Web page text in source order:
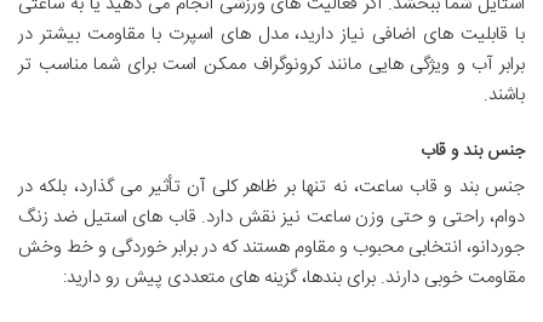
با قابلیت های اضافی نیاز دارید، مدل های اسپرت با مقاومت بیشتر در
برابر آب و ویژگی هایی مانند کرونوگراف ممکن است برای شما مناسب تر
باشند.
جنس بند و قاب
جنس بند و قاب ساعت، نه تنها بر ظاهر کلی آن تأثیر می گذارد، بلکه در
دوام، راحتی و حتی وزن ساعت نیز نقش دارد. قاب های استیل ضد زنگ
جوردانو، انتخابی محبوب و مقاوم هستند که در برابر خوردگی و خط وخش
مقاومت خوبی دارند. برای بندها، گزینه های متعددی پیش رو دارید: